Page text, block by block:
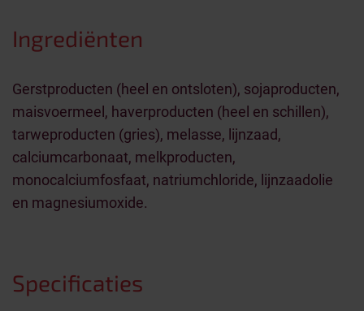
Ingrediënten
Gerstproducten (heel en ontsloten), sojaproducten,
maisvoermeel, haverproducten (heel en schillen),
tarweproducten (gries), melasse, lijnzaad,
calciumcarbonaat, melkproducten,
monocalciumfosfaat, natriumchloride, lijnzaadolie
en magnesiumoxide.
Speciﬁcaties